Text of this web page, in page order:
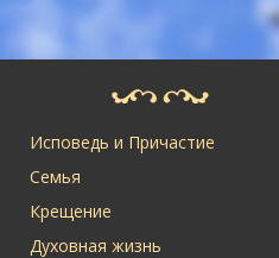
Исповедь и Причастие
Семья
Крещение
Духовная жизнь